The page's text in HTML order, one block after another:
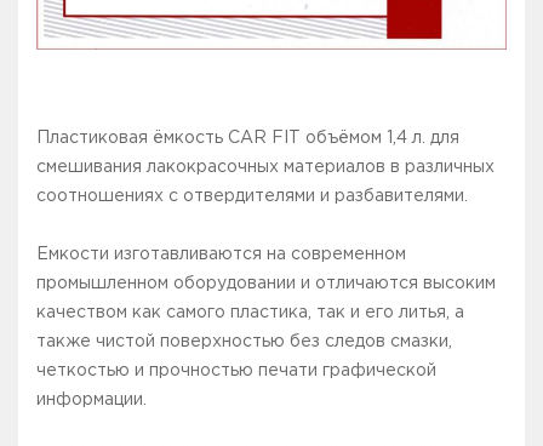
Пластиковая ёмкость CAR FIT объёмом 1,4 л. для
смешивания лакокрасочных материалов в различных
соотношениях с отвердителями и разбавителями.
Емкости изготавливаются на современном
промышленном оборудовании и отличаются высоким
качеством как самого пластика, так и его литья, а
также чистой поверхностью без следов смазки,
четкостью и прочностью печати графической
информации.